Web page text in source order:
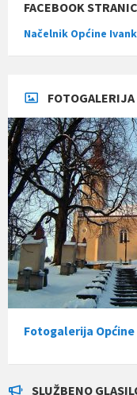
FACEBOOK
Načelnik Općine
FOTOGALERIJA
Fotogalerija
SLUŽBENO